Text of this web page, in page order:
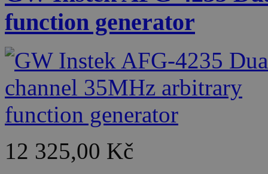
function generator
12 325,00 Kč